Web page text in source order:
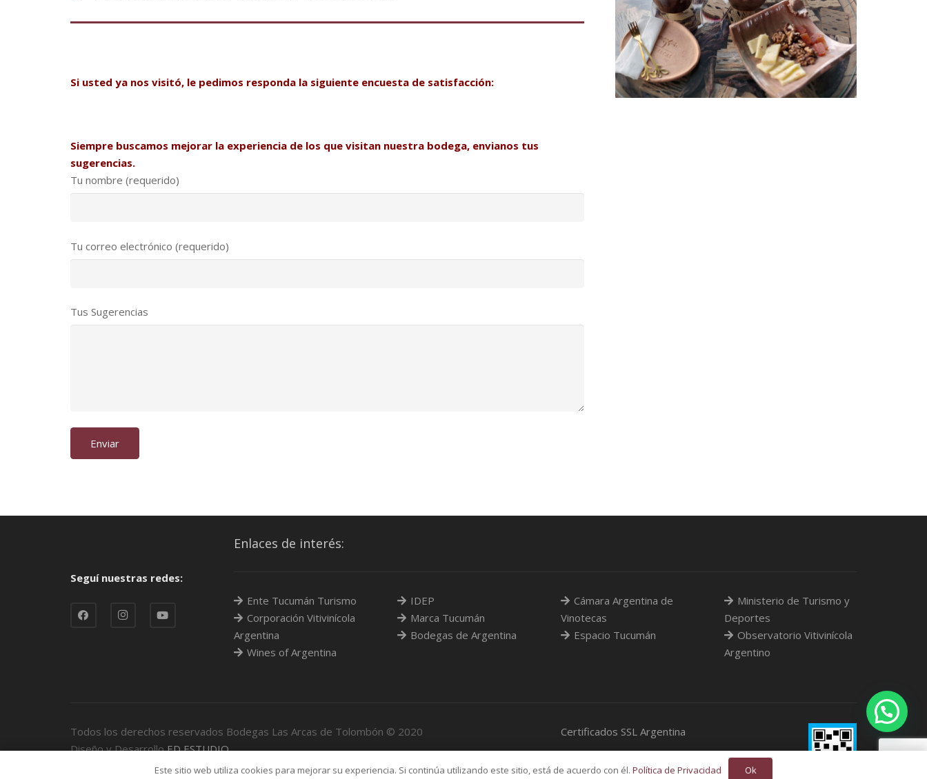
Si usted ya nos visitó, le pedimos responda la siguiente encuesta de satisfacción:
Siempre buscamos mejorar la experiencia de los que visitan nuestra bodega, envianos tus
sugerencias.
Tu nombre (requerido)
Tu correo electrónico (requerido)
Tus Sugerencias
Seguí nuestras redes:
Enlaces de interés:
Ente Tucumán Turismo
Corporación Vitivinícola
Argentina
Wines of Argentina
IDEP
Marca Tucumán
Bodegas de Argentina
Cámara Argentina de
Vinotecas
Espacio Tucumán
Ministerio de Turismo y
Deportes
Observatorio Vitivinícola
Argentino
Todos los derechos reservados Bodegas Las Arcas de Tolombón © 2020
Diseño y DesarrolloED ESTUDIO
Certificados SSL Argentina
Este sitio web utiliza cookies para mejorar su experiencia. Si continúa utilizando este sitio, está de acuerdo con él.Política de Privacidad Ok